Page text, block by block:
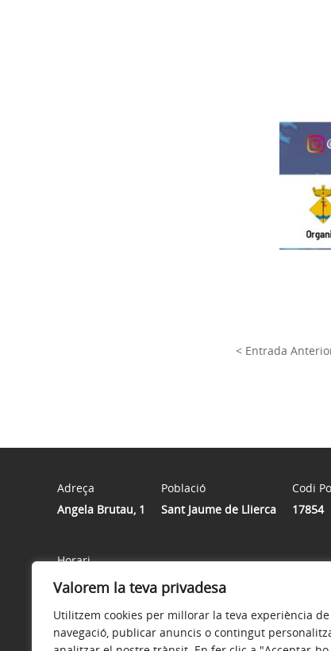
Valorem la teva privadesa
Utilitzem cookies per millorar la teva experiència de
navegació, publicar anuncis o contingut
< Entrada
Adreça
Angela Brutau, 1
Població
Sant Jaume de Llierca
Codi
17854
Horari
Horari de registre de documents: de DILLUNS a